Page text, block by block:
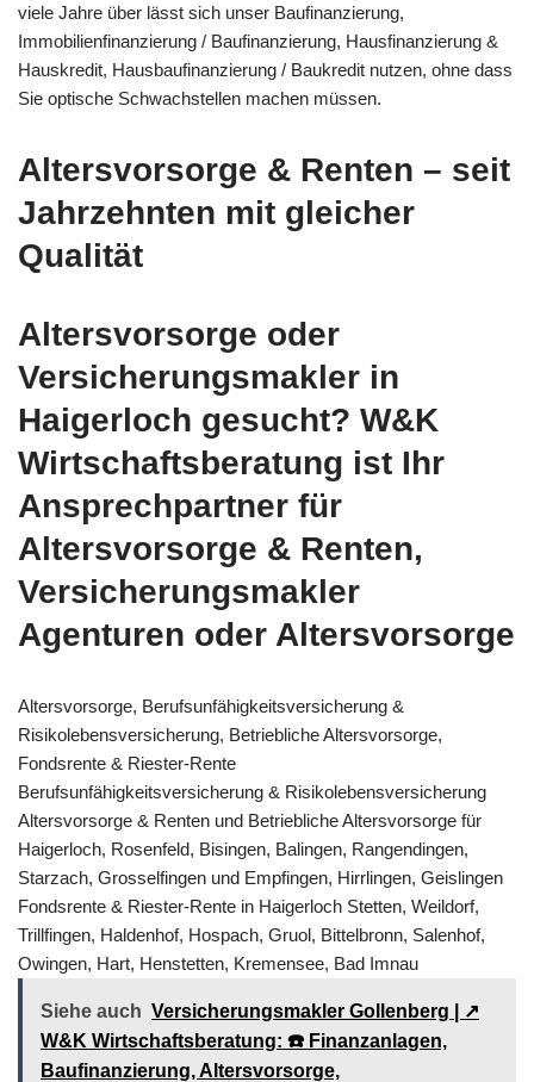
viele Jahre über lässt sich unser Baufinanzierung,
Immobilienfinanzierung / Baufinanzierung, Hausfinanzierung &
Hauskredit, Hausbaufinanzierung / Baukredit nutzen, ohne dass
Sie optische Schwachstellen machen müssen.
Altersvorsorge & Renten – seit
Jahrzehnten mit gleicher
Qualität
Altersvorsorge oder
Versicherungsmakler in
Haigerloch gesucht? W&K
Wirtschaftsberatung ist Ihr
Ansprechpartner für
Altersvorsorge & Renten,
Versicherungsmakler
Agenturen oder Altersvorsorge
Altersvorsorge, Berufsunfähigkeitsversicherung &
Risikolebensversicherung, Betriebliche Altersvorsorge,
Fondsrente & Riester-Rente
Berufsunfähigkeitsversicherung & Risikolebensversicherung
Altersvorsorge & Renten und Betriebliche Altersvorsorge für
Haigerloch, Rosenfeld, Bisingen, Balingen, Rangendingen,
Starzach, Grosselfingen und Empfingen, Hirrlingen, Geislingen
Fondsrente & Riester-Rente in Haigerloch Stetten, Weildorf,
Trillfingen, Haldenhof, Hospach, Gruol, Bittelbronn, Salenhof,
Owingen, Hart, Henstetten, Kremensee, Bad Imnau
Siehe auch Versicherungsmakler Gollenberg | ↗️
W&K Wirtschaftsberatung: ☎️ Finanzanlagen,
Baufinanzierung, Altersvorsorge,